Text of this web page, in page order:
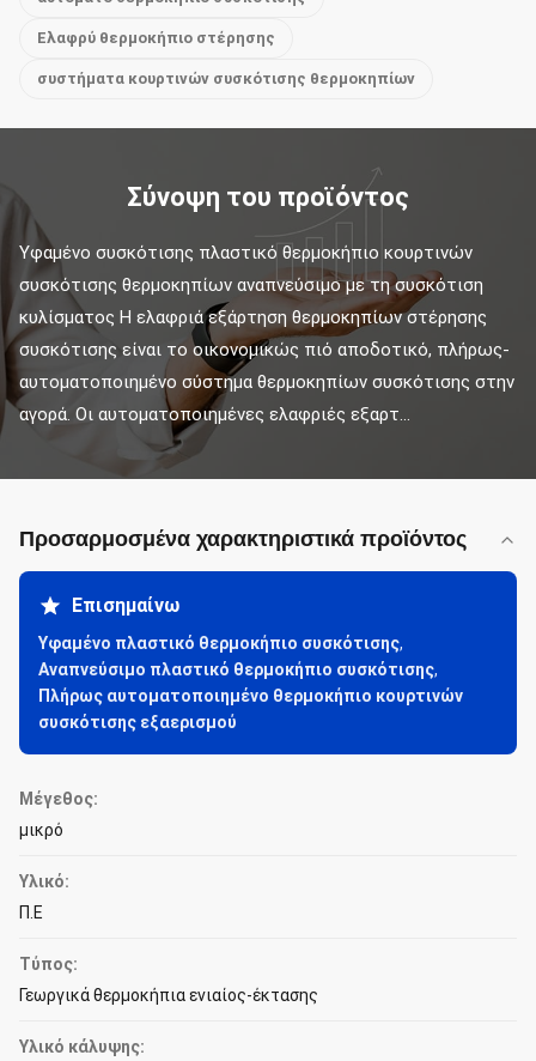
Ελαφρύ θερμοκήπιο στέρησης
συστήματα κουρτινών συσκότισης θερμοκηπίων
Σύνοψη του προϊόντος
Υφαμένο συσκότισης πλαστικό θερμοκήπιο κουρτινών
συσκότισης θερμοκηπίων αναπνεύσιμο με τη συσκότιση
κυλίσματος Η ελαφριά εξάρτηση θερμοκηπίων στέρησης
συσκότισης είναι το οικονομικώς πιό αποδοτικό, πλήρως-
αυτοματοποιημένο σύστημα θερμοκηπίων συσκότισης στην
αγορά. Οι αυτοματοποιημένες ελαφριές εξαρτ...
Προσαρμοσμένα χαρακτηριστικά προϊόντος
Επισημαίνω
Υφαμένο πλαστικό θερμοκήπιο συσκότισης,
Αναπνεύσιμο πλαστικό θερμοκήπιο συσκότισης,
Πλήρως αυτοματοποιημένο θερμοκήπιο κουρτινών
συσκότισης εξαερισμού
Μέγεθος:
μικρό
Υλικό:
Π.Ε
Τύπος:
Γεωργικά θερμοκήπια ενιαίος-έκτασης
Υλικό κάλυψης: